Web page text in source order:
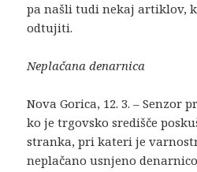
pa našli tudi nekaj artiklov,
odtujiti.
Neplačana denarnica
Nova Gorica, 12. 3. – Senzor
ko je trgovsko središče
stranka, pri kateri je
neplačano usnjeno